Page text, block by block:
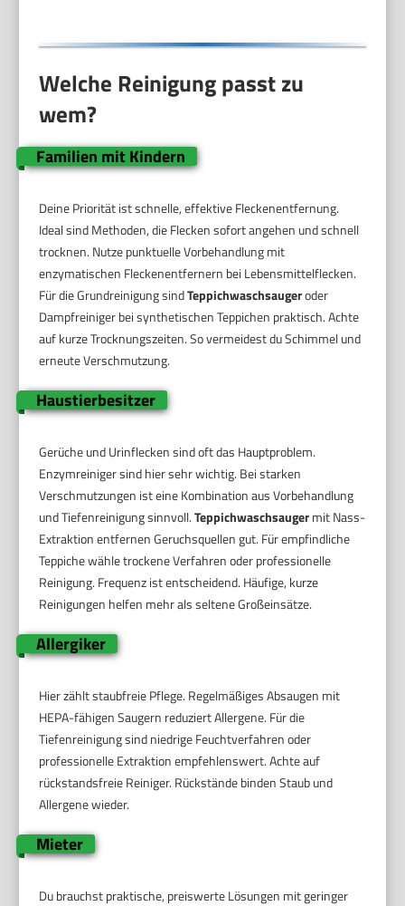
Welche Reinigung passt zu
wem?
Familien mit Kindern
Deine Priorität ist schnelle, effektive Fleckenentfernung.
Ideal sind Methoden, die Flecken sofort angehen und schnell
trocknen. Nutze punktuelle Vorbehandlung mit
enzymatischen Fleckenentfernern bei Lebensmittelflecken.
Für die Grundreinigung sindTeppichwaschsaugeroder
Dampfreiniger bei synthetischen Teppichen praktisch. Achte
auf kurze Trocknungszeiten. So vermeidest du Schimmel und
erneute Verschmutzung.
Haustierbesitzer
Gerüche und Urinflecken sind oft das Hauptproblem.
Enzymreiniger sind hier sehr wichtig. Bei starken
Verschmutzungen ist eine Kombination aus Vorbehandlung
und Tiefenreinigung sinnvoll.Teppichwaschsaugermit Nass-
Extraktion entfernen Geruchsquellen gut. Für empfindliche
Teppiche wähle trockene Verfahren oder professionelle
Reinigung. Frequenz ist entscheidend. Häufige, kurze
Reinigungen helfen mehr als seltene Großeinsätze.
Allergiker
Hier zählt staubfreie Pflege. Regelmäßiges Absaugen mit
HEPA-fähigen Saugern reduziert Allergene. Für die
Tiefenreinigung sind niedrige Feuchtverfahren oder
professionelle Extraktion empfehlenswert. Achte auf
rückstandsfreie Reiniger. Rückstände binden Staub und
Allergene wieder.
Mieter
Du brauchst praktische, preiswerte Lösungen mit geringer